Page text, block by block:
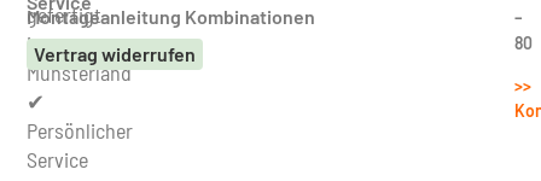
gefertigt
im
Münsterland
✔
Persönlicher
Service
Montageanleitung Kombinationen
Vertrag widerrufen
–
80
>>